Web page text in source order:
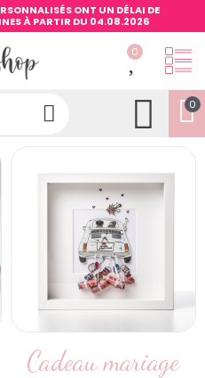
ONT UN DÉLAI DE
À PARTIR DU 04.08.2026
0
0
Cadeau mariage